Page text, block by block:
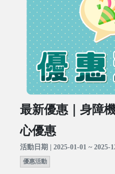
最新優惠｜身障
心優惠
活動日期 | 2025-01-01 ~ 2025-
優惠活動